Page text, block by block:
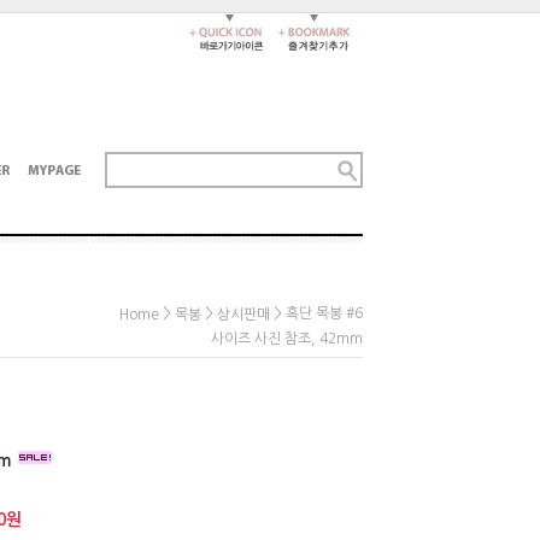
Home > 목봉 > 상시판매 > 흑단 목봉 #6
사이즈 사진 참조, 42mm
원